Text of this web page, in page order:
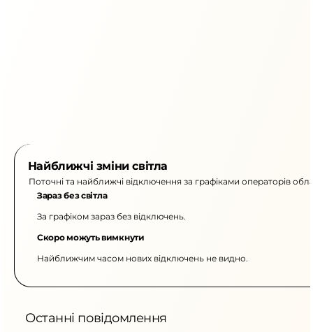
Найближчі зміни світла
Поточні та найближчі відключення за графіками операторів
Зараз без світла
За графіком зараз без відключень.
Скоро можуть вимкнути
Найближчим часом нових відключень не видно.
Останні повідомлення